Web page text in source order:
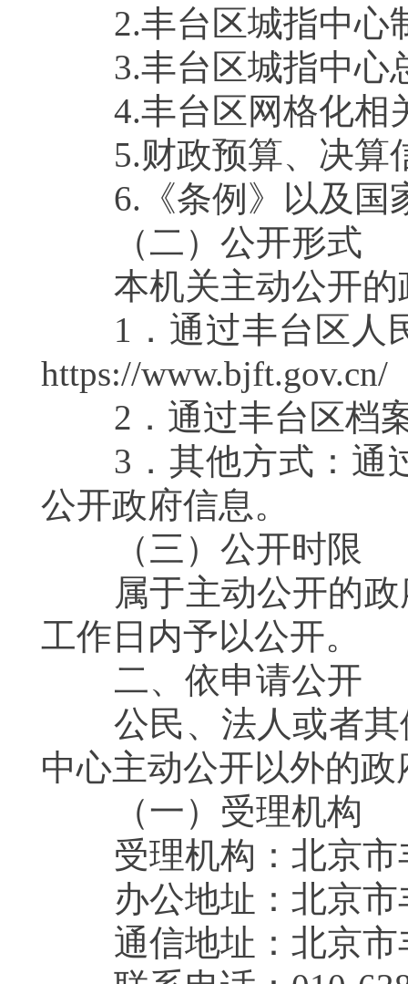
2.丰台区城指中心
3.丰台区城指中心
4.丰台区网格化相
5.财政预算、决算
6.《条例》以及国家
（二）公开形式
本机关主动公开的
1．通过丰台区人民
https://www.bjft.gov.cn/
2．通过丰台区档案
3．其他方式：通过
公开政府信息。
（三）公开时限
属于主动公开的政
工作日内予以公开。
二、依申请公开
公民、法人或者其
中心主动公开以外的政
（一）受理机构
受理机构：北京市
办公地址：北京市
通信地址：北京市